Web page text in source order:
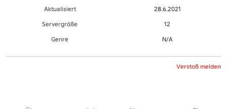
Aktualisiert
28.6.2021
Servergröße
12
Genre
N/A
Verstoß melden